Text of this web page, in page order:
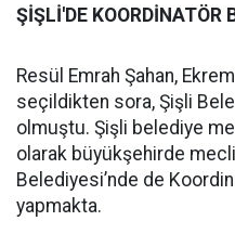
ŞİŞLİ'DE KOORDİNATÖR
Resül Emrah Şahan,
seçildikten sora, Şişli
olmuştu. Şişli belediye
olarak büyükşehirde
Belediyesi’nde de
yapmakta.